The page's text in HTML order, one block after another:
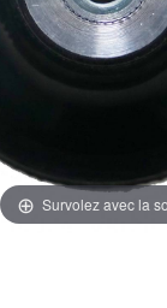
Survolez avec la